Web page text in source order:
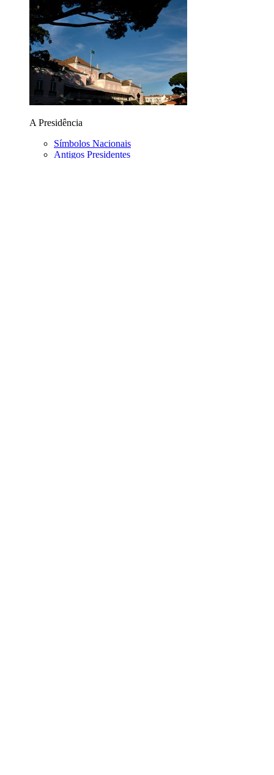
A Presidência
Símbolos Nacionais
Antigos Presidentes